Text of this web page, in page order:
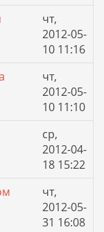
чт,
2012-05-
10 11:16
чт,
2012-05-
10 11:10
ср,
2012-04-
18 15:22
чт,
2012-05-
31 16:08